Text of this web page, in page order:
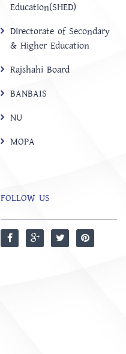
Education(SHED)
Directorate of Secondary
& Higher Education
Rajshahi Board
BANBAIS
NU
MOPA
FOLLOW US